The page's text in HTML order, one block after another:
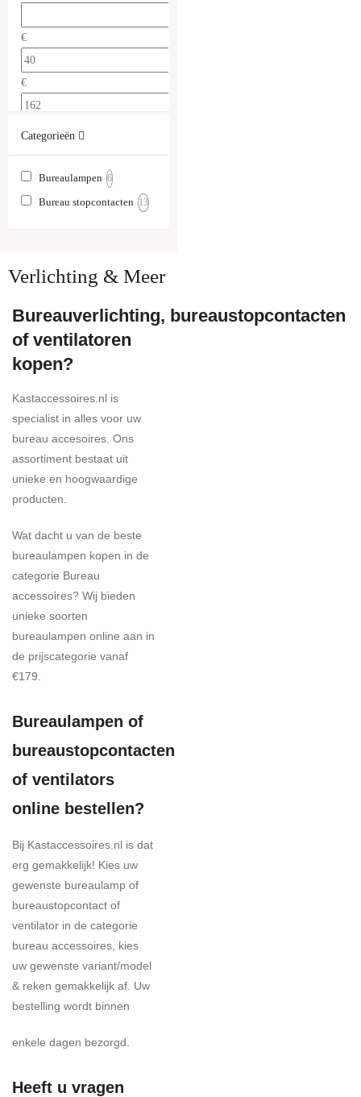
€
€
Categorieën
Bureaulampen 6
Bureau stopcontacten 13
Verlichting & Meer
Bureauverlichting, bureaustopcontacten
of ventilatoren
kopen?
Kastaccessoires.nl is
specialist in alles voor uw
bureau accesoires. Ons
assortiment bestaat uit
unieke en hoogwaardige
producten.
Wat dacht u van de beste
bureaulampen kopen in de
categorie Bureau
accessoires? Wij bieden
unieke soorten
bureaulampen online aan in
de prijscategorie vanaf
€179.
Bureaulampen of
bureaustopcontacten
of ventilators
online bestellen?
Bij Kastaccessoires.nl is dat
erg gemakkelijk! Kies uw
gewenste bureaulamp of
bureaustopcontact of
ventilator in de categorie
bureau accessoires, kies
uw gewenste variant/model
& reken gemakkelijk af. Uw
bestelling wordt binnen
enkele dagen bezorgd.
Heeft u vragen